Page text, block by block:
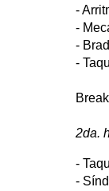
-
-
-
-
Break
2da.
-
-